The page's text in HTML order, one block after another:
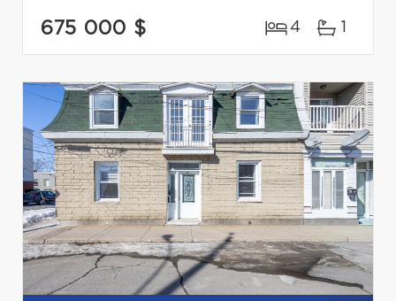
675 000 $ 4 1